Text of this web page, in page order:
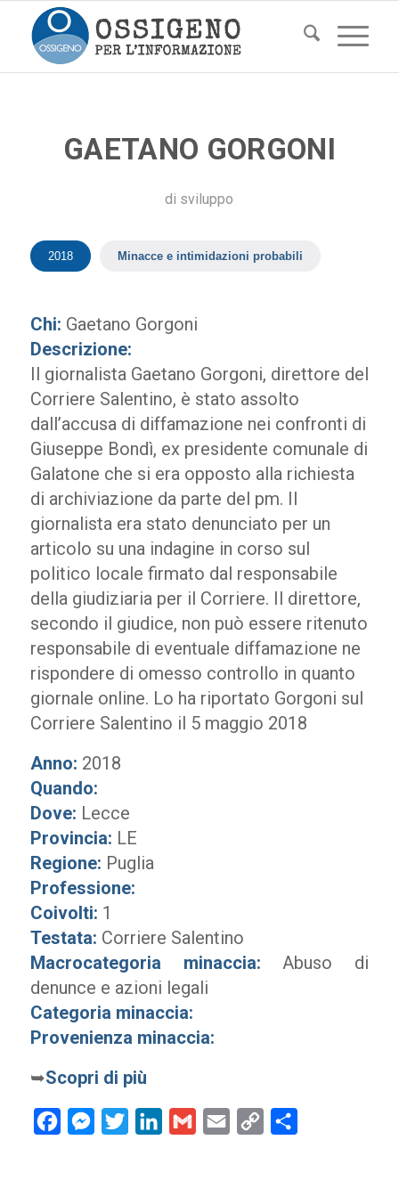
GAETANO GORGONI
di sviluppo
2018 Minacce e intimidazioni probabili
Chi: Gaetano Gorgoni
Descrizione:
Il giornalista Gaetano Gorgoni, direttore del
Corriere Salentino, è stato assolto
dall’accusa di diffamazione nei confronti di
Giuseppe Bondì, ex presidente comunale di
Galatone che si era opposto alla richiesta
di archiviazione da parte del pm. Il
giornalista era stato denunciato per un
articolo su una indagine in corso sul
politico locale firmato dal responsabile
della giudiziaria per il Corriere. Il direttore,
secondo il giudice, non può essere ritenuto
responsabile di eventuale diffamazione ne
rispondere di omesso controllo in quanto
giornale online. Lo ha riportato Gorgoni sul
Corriere Salentino il 5 maggio 2018
Anno: 2018
Quando:
Dove: Lecce
Provincia: LE
Regione: Puglia
Professione:
Coivolti: 1
Testata: Corriere Salentino
Macrocategoria minaccia: Abuso di
denunce e azioni legali
Categoria minaccia:
Provenienza minaccia:
➥Scopri di più
FacebookMessenger
Twitter LinkedInGmail Email
Copy